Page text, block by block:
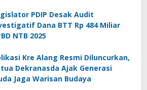
PDIP Desak Audit
Dana BTT Rp 484 Miliar
NTB 2025
Kre Alang Resmi Diluncurkan,
Dekranasda Ajak Generasi
Jaga Warisan Budaya